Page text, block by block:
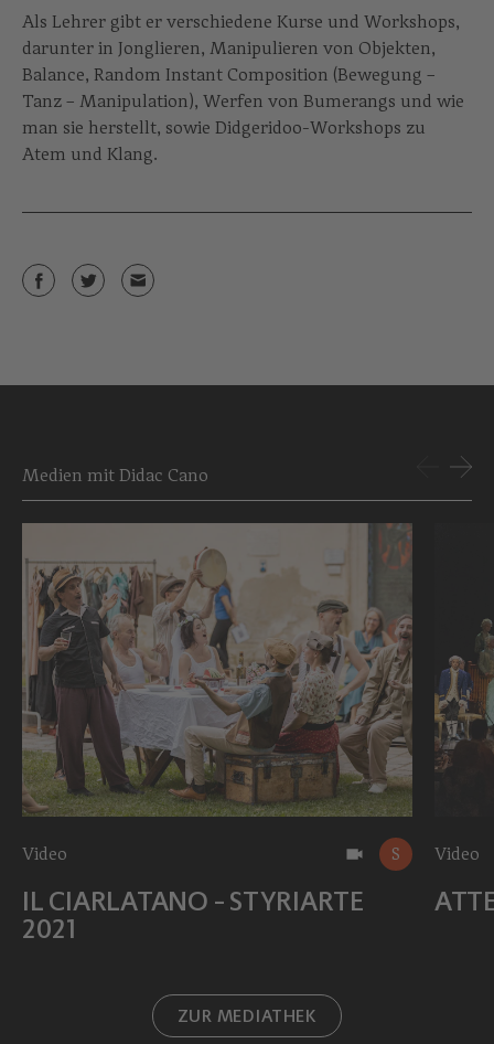
Als Lehrer gibt er verschiedene Kurse und Workshops,
darunter in Jonglieren, Manipulieren von Objekten,
Balance, Random Instant Composition (Bewegung –
Tanz – Manipulation), Werfen von Bumerangs und wie
man sie herstellt, sowie Didgeridoo-Workshops zu
Atem und Klang.
Medien mit Didac Cano
Video S
IL CIARLATANO - STYRIARTE
2021
Video
ZUR MEDIATHEK